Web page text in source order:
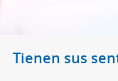
Tienen sus